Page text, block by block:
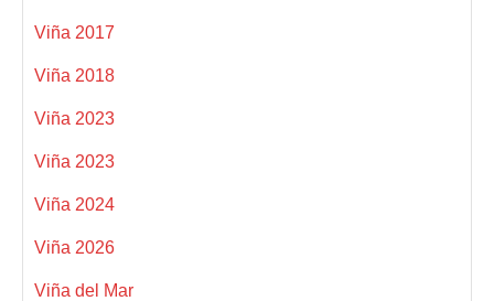
Viña 2017
Viña 2018
Viña 2023
Viña 2023
Viña 2024
Viña 2026
Viña del Mar